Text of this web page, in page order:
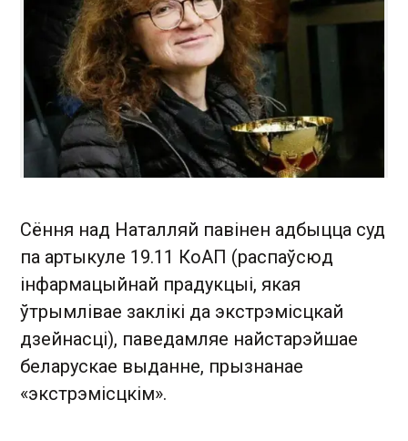
Сёння над Наталляй павінен адбыцца суд
па артыкуле 19.11 КоАП (распаўсюд
інфармацыйнай прадукцыі, якая
ўтрымлівае заклікі да экстрэмісцкай
дзейнасці), паведамляе найстарэйшае
беларускае выданне, прызнанае
«экстрэмісцкім» .